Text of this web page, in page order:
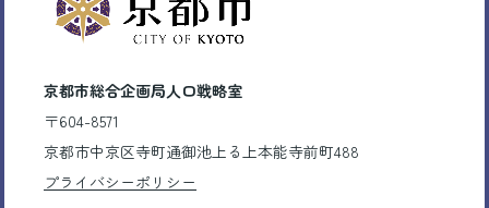
京都市総合企画局人口戦略室
〒604-8571
京都市中京区寺町通御池上る上本能寺前町488
プライバシーポリシー